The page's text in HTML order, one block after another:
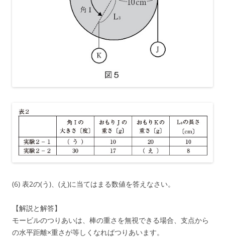
(6) 表2の(う)、(え)に当てはまる数値を答えなさい。
【解説と解答】
モービルのつりあいは、棒の重さを無視できる場合、支点から
の水平距離×重さが等しくなればつりあいます。